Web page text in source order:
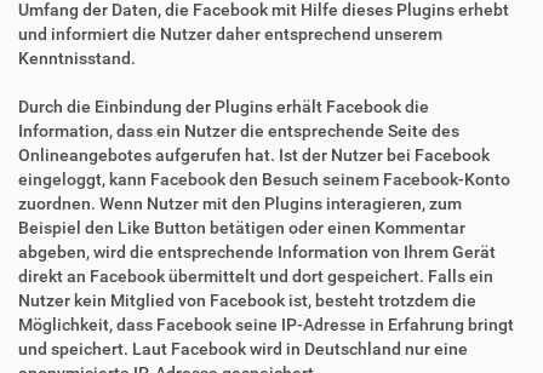
Umfang der Daten, die Facebook mit Hilfe dieses Plugins erhebt
und informiert die Nutzer daher entsprechend unserem
Kenntnisstand.
Durch die Einbindung der Plugins erhält Facebook die
Information, dass ein Nutzer die entsprechende Seite des
Onlineangebotes aufgerufen hat. Ist der Nutzer bei Facebook
eingeloggt, kann Facebook den Besuch seinem Facebook-Konto
zuordnen. Wenn Nutzer mit den Plugins interagieren, zum
Beispiel den Like Button betätigen oder einen Kommentar
abgeben, wird die entsprechende Information von Ihrem Gerät
direkt an Facebook übermittelt und dort gespeichert. Falls ein
Nutzer kein Mitglied von Facebook ist, besteht trotzdem die
Möglichkeit, dass Facebook seine IP-Adresse in Erfahrung bringt
und speichert. Laut Facebook wird in Deutschland nur eine